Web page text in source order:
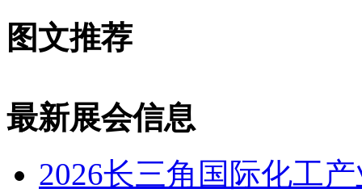
图文推荐
最新展会信息
2026长三角国际化工